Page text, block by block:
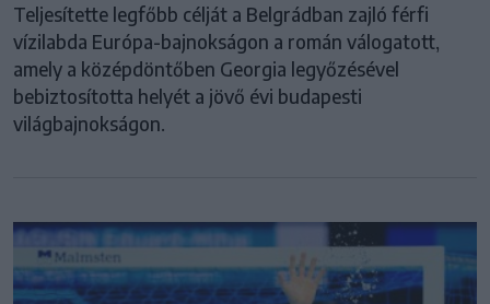
Teljesítette legfőbb célját a Belgrádban zajló férfi
vízilabda Európa-bajnokságon a román válogatott,
amely a középdöntőben Georgia legyőzésével
bebiztosította helyét a jövő évi budapesti
világbajnokságon.